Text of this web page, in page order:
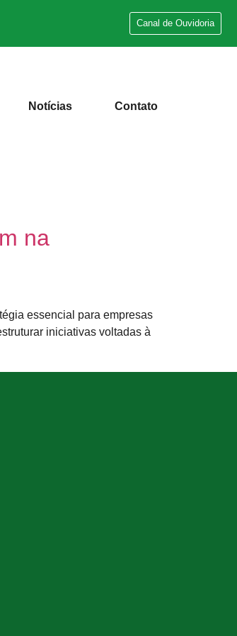
Canal de Ouvidoria
Notícias Contato
na
essencial para empresas
iniciativas voltadas à